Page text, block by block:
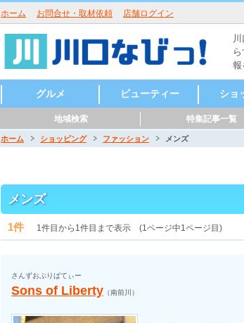
ホーム お問合せ・取材依頼 店舗ログイン
報
グルメ
うどん・そば・麺類
居酒屋・酒屋
和食・日本料理
中華・中国料理
焼肉・鉄板焼
洋食・西洋料理
カフェ・スイーツ
魚介・海鮮料理
アジア・エスニック
カラオケ・パーティ
焼き鳥・からあげ
お弁当・キッチンカ
ー・屋台
その他グルメ
ハンバーガー
ビューティー ショ
食料品
ファッシ
本・雑誌
家電・電
自転車・
新車・中
スポーツ
メガネ・
ト・サ
CD・DVD
リサイク
骨董・陶
着物・呉
美容・健
家具・イ
花・ガー
雑貨
ペット用
音楽・楽
セレクト
ドラッグ
局
その他
ヴィンテ
具
キャンプ
ア
地域検索
川口駅周辺
東川口駅周辺
西川口駅周辺
川口元郷駅周辺
南鳩ヶ谷駅周辺
鳩ヶ谷駅周辺
新井宿駅周辺
戸塚安行駅周辺
特集記事一覧
ホーム ショッピング ファッション メンズ
メンズ
1件 1件目から1件目まで表示 (1ページ中1ページ目)
さんずおぶりばてぃー
Sons of Liberty （南前川）